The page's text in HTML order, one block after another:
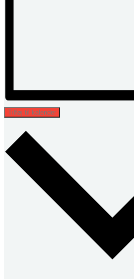
Tilføj til kalender